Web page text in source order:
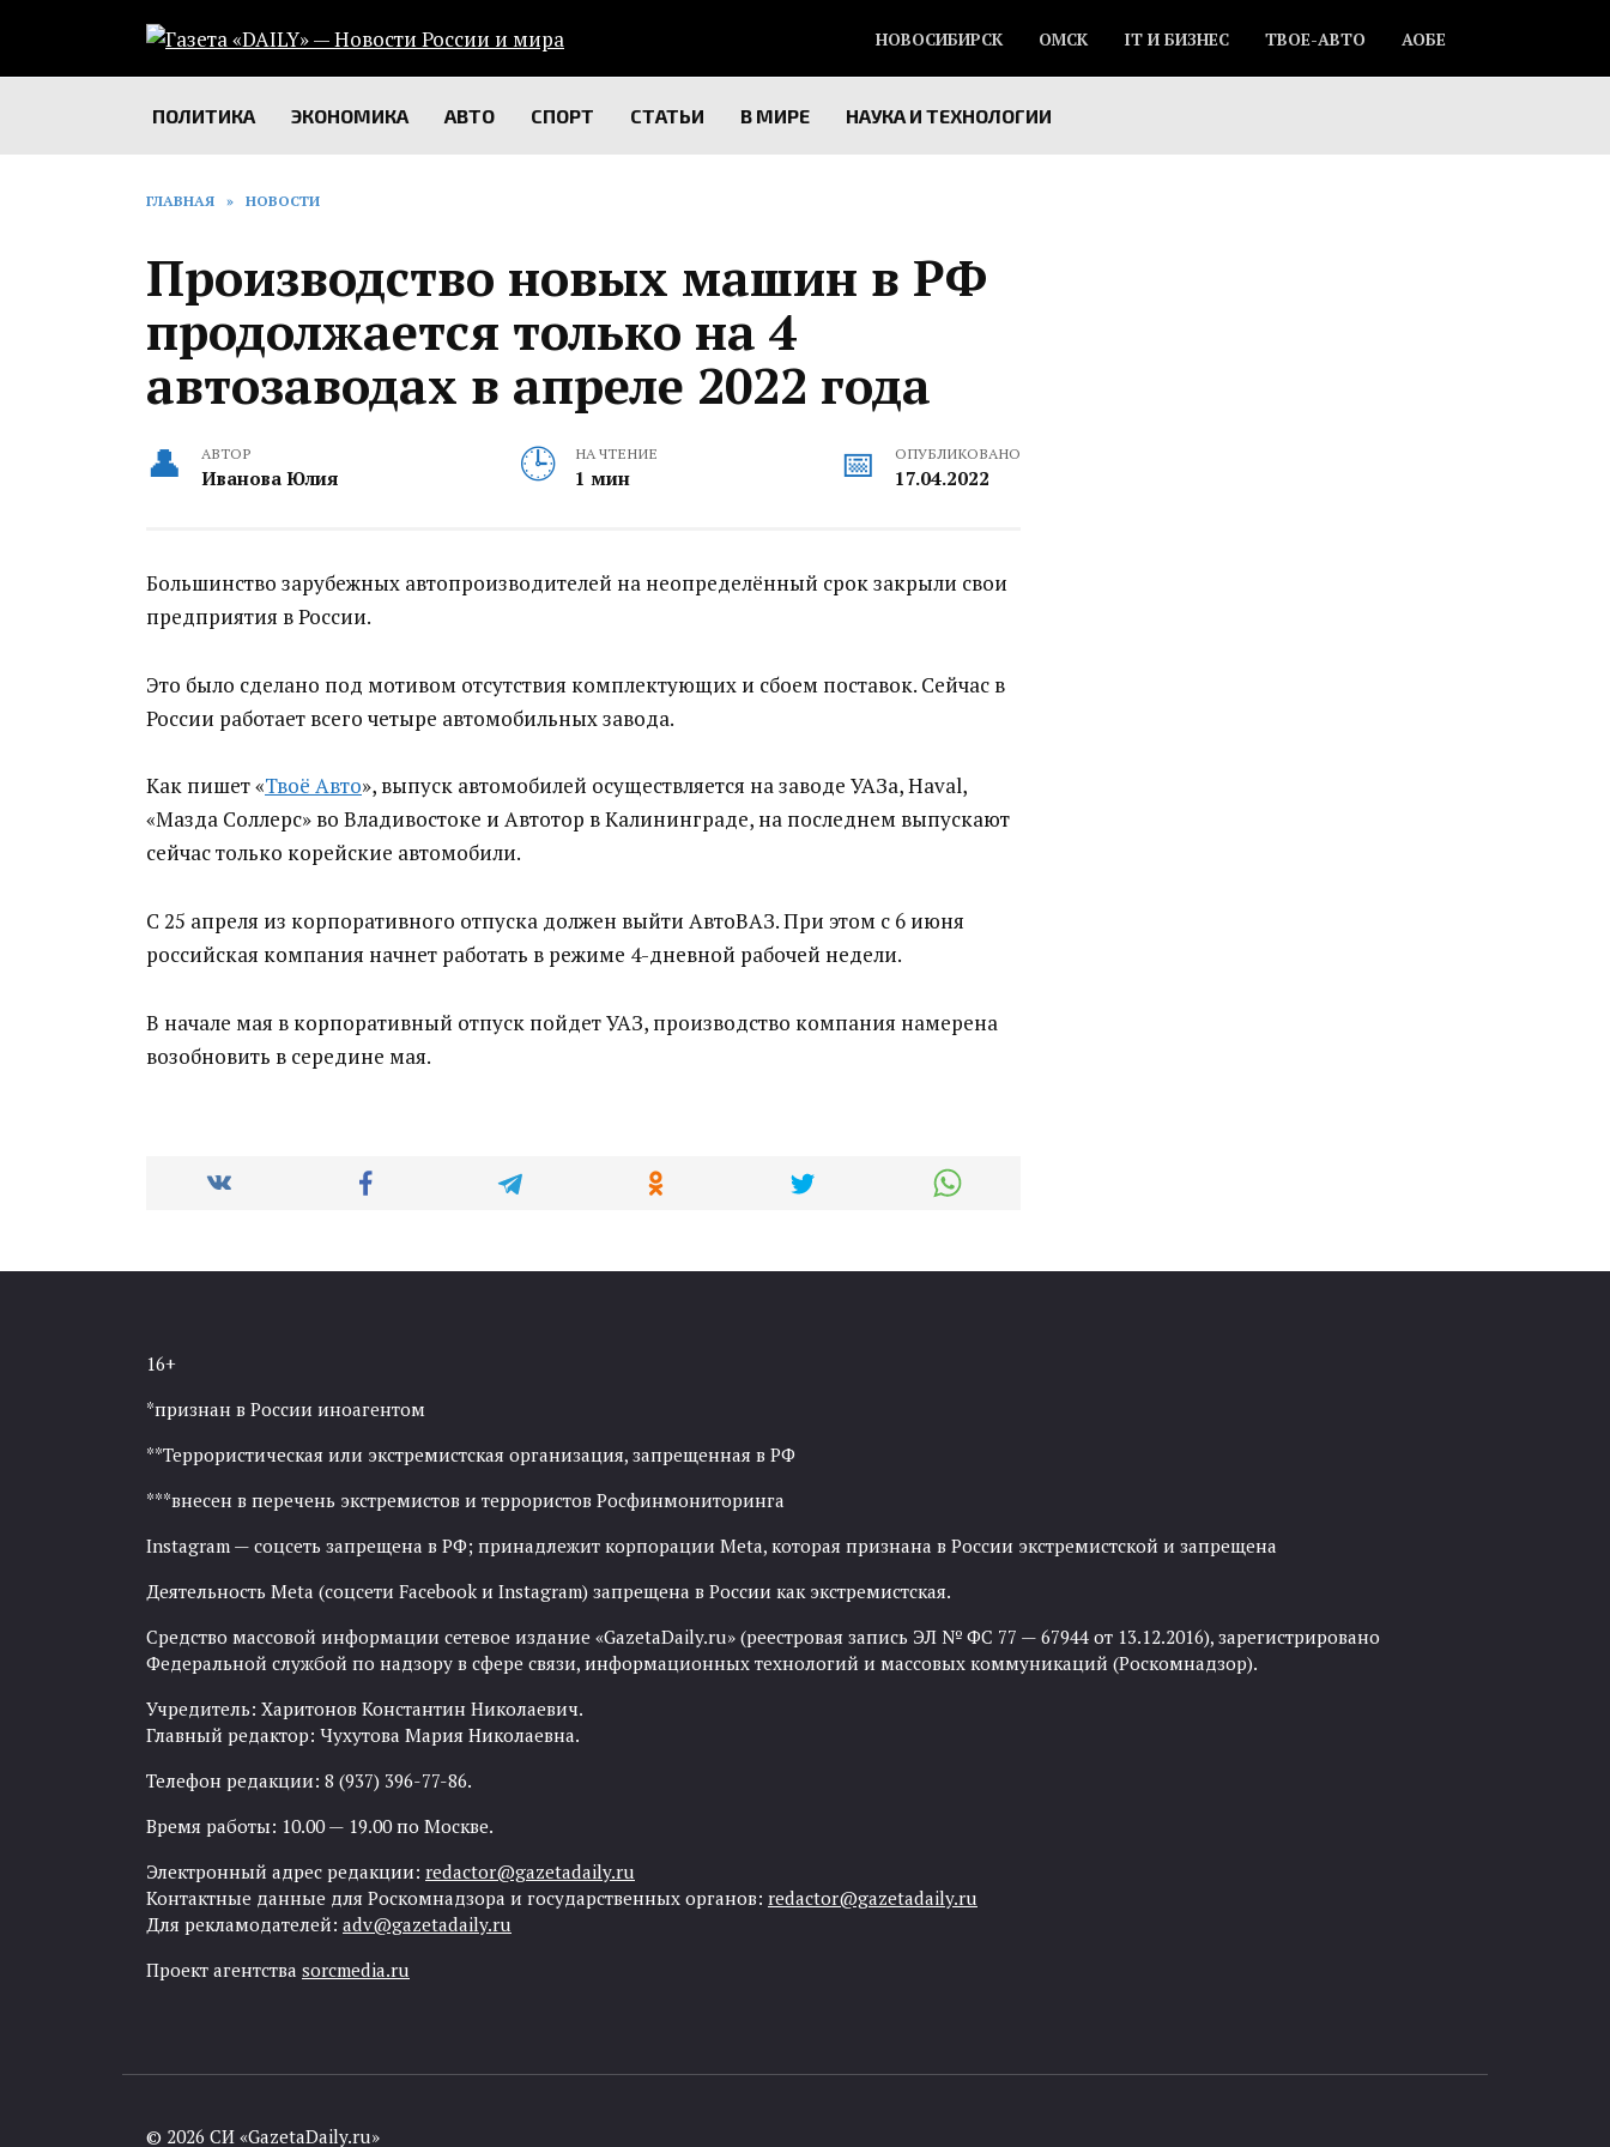
содержанию
НОВОСИБИРСК ОМСК IT И БИЗНЕС ТВОЕ-АВТО АОБЕ
ПОЛИТИКА ЭКОНОМИКА АВТО СПОРТ СТАТЬИ В МИРЕ НАУКА И ТЕХНОЛОГИИ
ГЛАВНАЯ » НОВОСТИ
Производство новых машин в РФ
продолжается только на 4
автозаводах в апреле 2022 года
АВТОР
Иванова Юлия
НА ЧТЕНИЕ
1 мин
ОПУБЛИКОВАНО
17.04.2022
Большинство зарубежных автопроизводителей на неопределённый срок закрыли свои
предприятия в России.
Это было сделано под мотивом отсутствия комплектующих и сбоем поставок. Сейчас в
России работает всего четыре автомобильных завода.
Как пишет «Твоё Авто», выпуск автомобилей осуществляется на заводе УАЗа, Haval,
«Мазда Соллерс» во Владивостоке и Автотор в Калининграде, на последнем выпускают
сейчас только корейские автомобили.
С 25 апреля из корпоративного отпуска должен выйти АвтоВАЗ. При этом с 6 июня
российская компания начнет работать в режиме 4-дневной рабочей недели.
В начале мая в корпоративный отпуск пойдет УАЗ, производство компания намерена
возобновить в середине мая.
16+
*признан в России иноагентом
**Террористическая или экстремистская организация, запрещенная в РФ
***внесен в перечень экстремистов и террористов Росфинмониторинга
Instagram — соцсеть запрещена в РФ; принадлежит корпорации Meta, которая признана в России экстремистской и запрещена
Деятельность Meta (соцсети Facebook и Instagram) запрещена в России как экстремистская.
Средство массовой информации сетевое издание «GazetaDaily.ru» (реестровая запись ЭЛ № ФС 77 — 67944 от 13.12.2016), зарегистрировано
Федеральной службой по надзору в сфере связи, информационных технологий и массовых коммуникаций (Роскомнадзор).
Учредитель: Харитонов Константин Николаевич.
Главный редактор: Чухутова Мария Николаевна.
Телефон редакции: 8 (937) 396-77-86.
Время работы: 10.00 — 19.00 по Москве.
Электронный адрес редакции: redactor@gazetadaily.ru
Контактные данные для Роскомнадзора и государственных органов: redactor@gazetadaily.ru
Для рекламодателей: adv@gazetadaily.ru
Проект агентства sorcmedia.ru
© 2026 СИ «GazetaDaily.ru»